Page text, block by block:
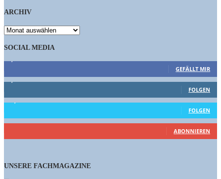
ARCHIV
ARCHIV
SOCIAL MEDIA
GEFÄLLT MIR
1,662 Follower
FOLGEN
15,658 Follower
FOLGEN
460 Abonnenten
ABONNIEREN
UNSERE FACHMAGAZINE